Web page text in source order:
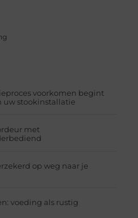
voorkomen begint
uw stookinstallatie
met
op weg naar je
voeding als rustig